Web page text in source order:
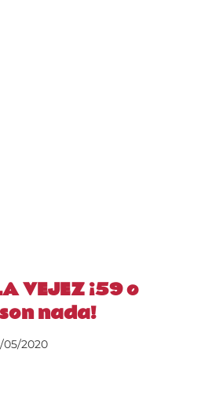
VEJEZ ¡59 o
nada!
05/2020